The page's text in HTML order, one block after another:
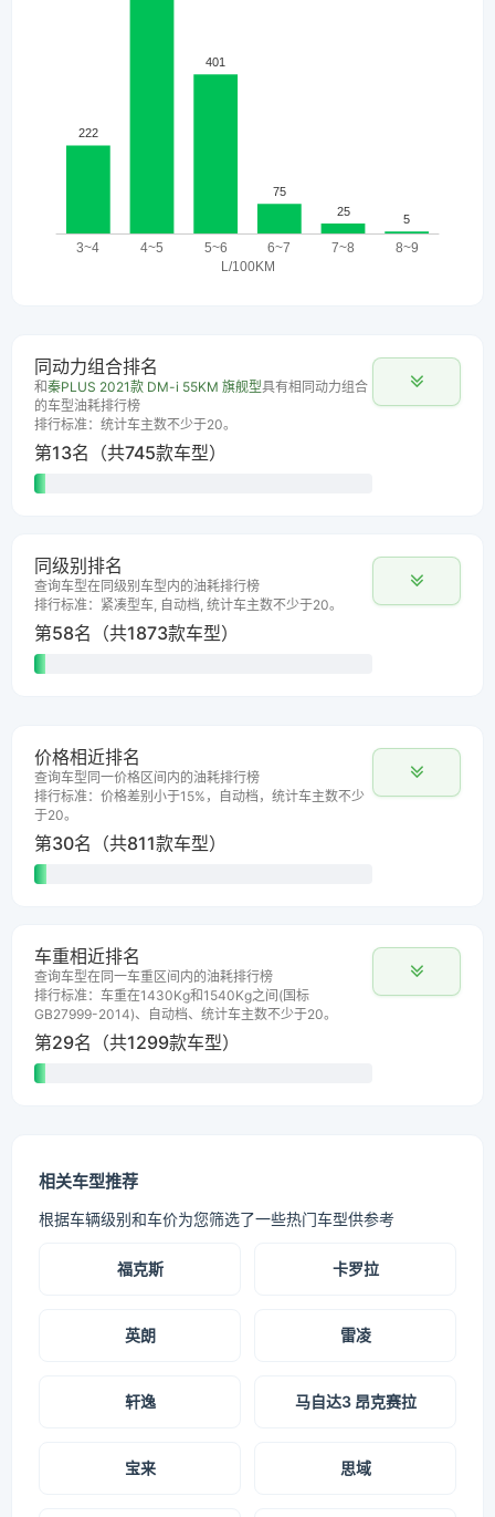
同动力组合排名
和秦PLUS 2021款 DM-i 55KM 旗舰型具有相同动力组合
的车型油耗排行榜
排行标准：统计车主数不少于20。
第13名（共745款车型）
同级别排名
查询车型在同级别车型内的油耗排行榜
排行标准：紧凑型车, 自动档, 统计车主数不少于20。
第58名（共1873款车型）
价格相近排名
查询车型同一价格区间内的油耗排行榜
排行标准：价格差别小于15%，自动档，统计车主数不少
于20。
第30名（共811款车型）
车重相近排名
查询车型在同一车重区间内的油耗排行榜
排行标准：车重在1430Kg和1540Kg之间(国标
GB27999-2014)、自动档、统计车主数不少于20。
第29名（共1299款车型）
相关车型推荐
根据车辆级别和车价为您筛选了一些热门车型供参考
福克斯 卡罗拉
英朗 雷凌
轩逸 马自达3 昂克赛拉
宝来 思域